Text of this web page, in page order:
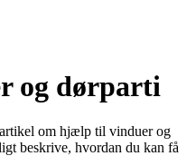
og dørparti
om hjælp til vinduer og
beskrive, hvordan du kan få